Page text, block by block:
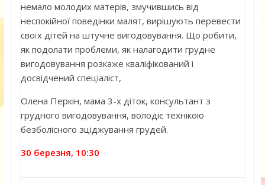
немало молодих матерів, змучившись від
неспокійної поведінки малят, вирішують перевести
своїх дітей на штучне вигодовування. Що робити,
як подолати проблеми, як налагодити грудне
вигодовування розкаже кваліфікований і
досвідчений спеціаліст,
Олена Перкін, мама 3-х діток, консультант з
грудного вигодовування, володіє технікою
безболісного зціджування грудей.
30 березня, 10:30